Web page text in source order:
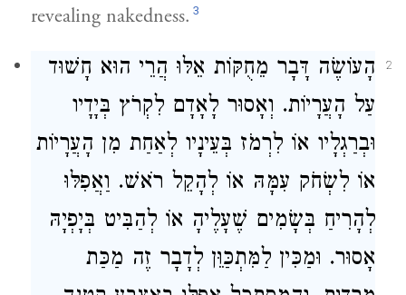
revealing nakedness. 3
2
הָעוֹשֶׂה דָּבָר מֵחֻקּוֹת אֵלּוּ הֲרֵי הוּא חָשׁוּד
עַל הָעֲרָיוֹת. וְאָסוּר לָאָדָם לִקְרֹץ בְּיָדָיו
וּבְרַגְלָיו אוֹ לִרְמֹז בְּעֵינָיו לְאַחַת מִן הָעֲרָיוֹת
אוֹ לִשְׂחֹק עִמָּהּ אוֹ לְהָקֵל רֹאשׁ. וַאֲפִלּוּ
לְהָרִיחַ בְּשָׂמִים שֶׁעָלֶיהָ אוֹ לְהַבִּיט בְּיָפְיָהּ
אָסוּר. וּמַכִּין לַמִּתְכַּוֵּן לְדָבָר זֶה מַכַּת